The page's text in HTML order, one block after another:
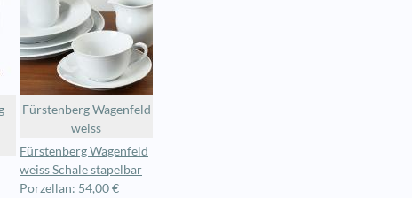
Fürstenberg Wagenfeld
weiss
Fürstenberg Wagenfeld
weiss Schale stapelbar
Porzellan: 54,00 €